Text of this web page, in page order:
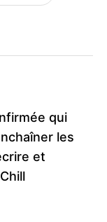
qui
les
et